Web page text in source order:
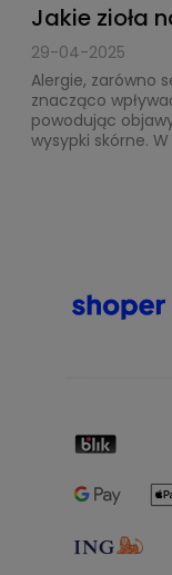
Jakie zioła
29-04-2025
Alergie, zarówno
znacząco
powodując
wysypki skórne.